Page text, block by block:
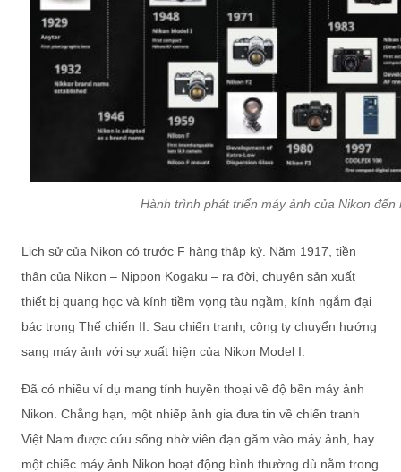
Hành trình phát triển máy ảnh của Nikon
Lịch sử của Nikon có trước F hàng thập kỷ. Năm 1917, tiền
thân của Nikon – Nippon Kogaku – ra đời, chuyên sản xuất
thiết bị quang học và kính tiềm vọng tàu ngầm, kính ngắm đại
bác trong Thế chiến II. Sau chiến tranh, công ty chuyển hướng
sang máy ảnh với sự xuất hiện của Nikon Model I.
Đã có nhiều ví dụ mang tính huyền thoại về độ bền máy ảnh
Nikon. Chẳng hạn, một nhiếp ảnh gia đưa tin về chiến tranh
Việt Nam được cứu sống nhờ viên đạn găm vào máy ảnh, hay
một chiếc máy ảnh Nikon hoạt động bình thường dù nằm trong